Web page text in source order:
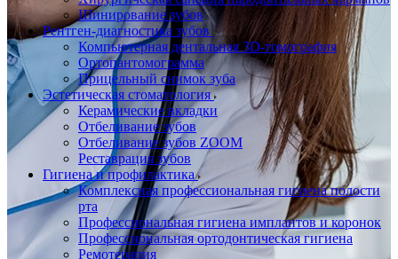
Шинирование зубов
Рентген-диагностика зубов
Компьютерная дентальная 3D-томография
Ортопантомограмма
Прицельный снимок зуба
Эстетическая стоматология
Керамические вкладки
Отбеливание зубов
Отбеливание зубов ZOOM
Реставрация зубов
Гигиена и профилактика
Комплексная профессиональная гигиена полости
рта
Профессиональная гигиена имплантов и коронок
Профессиональная ортодонтическая гигиена
Ремотерапия